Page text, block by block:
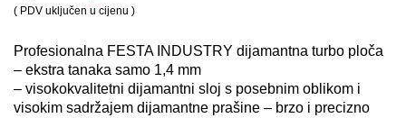
( PDV uključen u cijenu )
Profesionalna FESTA INDUSTRY dijamantna turbo ploča
– ekstra tanaka samo 1,4 mm
– visokokvalitetni dijamantni sloj s posebnim oblikom i
visokim sadržajem dijamantne prašine – brzo i precizno